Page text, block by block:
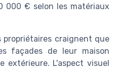
000 € selon les matériaux
craignent que
façades de leur maison
extérieure. L'aspect visuel